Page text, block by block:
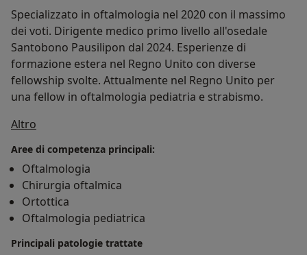
Specializzato in oftalmologia nel 2020 con il massimo
dei voti. Dirigente medico primo livello all'osedale
Santobono Pausilipon dal 2024. Esperienze di
formazione estera nel Regno Unito con diverse
fellowship svolte. Attualmente nel Regno Unito per
una fellow in oftalmologia pediatria e strabismo.
Altro
Aree di competenza principali:
Oftalmologia
Chirurgia oftalmica
Ortottica
Oftalmologia pediatrica
Principali patologie trattate